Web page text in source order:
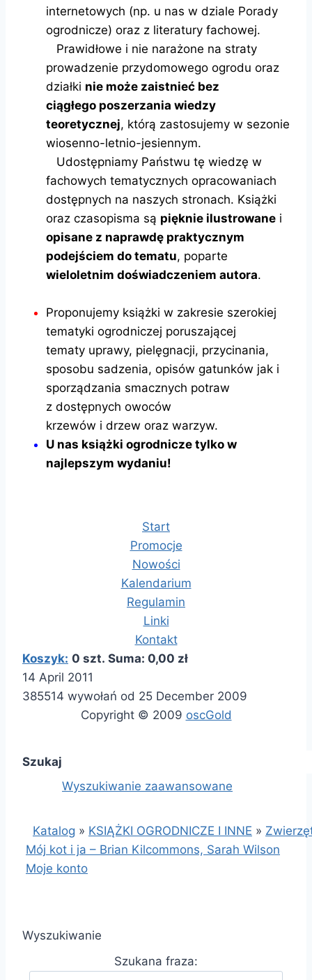
internetowych (np. u nas w dziale Porady
ogrodnicze) oraz z literatury fachowej.
Prawidłowe i nie narażone na straty
prowadzenie przydomowego ogrodu oraz
działki nie może zaistnieć bez
ciągłego poszerzania wiedzy
teoretycznej, którą zastosujemy w sezonie
wiosenno-letnio-jesiennym.
Udostępniamy Państwu tę wiedzę w
fachowych tematycznych opracowaniach
dostępnych na naszych stronach. Książki
oraz czasopisma są pięknie ilustrowane i
opisane z naprawdę praktycznym
podejściem do tematu, poparte
wieloletnim doświadczeniem autora.
Proponujemy książki w zakresie szerokiej
tematyki ogrodniczej poruszającej
tematy uprawy, pielęgnacji, przycinania,
sposobu sadzenia, opisów gatunków jak i
sporządzania smacznych potraw
z dostępnych owoców
krzewów i drzew oraz warzyw.
U nas książki ogrodnicze tylko w
najlepszym wydaniu!
Start
Promocje
Nowości
Kalendarium
Regulamin
Linki
Kontakt
Koszyk: 0 szt. Suma: 0,00 zł
14 April 2011
385514 wywołań od 25 December 2009
Copyright © 2009 oscGold
Szukaj
Wyszukiwanie zaawansowane
Katalog » KSIĄŻKI OGRODNICZE I INNE »
Mój kot i ja – Brian Kilcommons, Sarah Wilson
Moje konto
Wyszukiwanie
Szukana fraza: